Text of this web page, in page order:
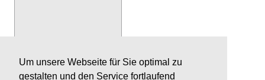
Um unsere Webseite für Sie optimal zu
gestalten und den Service fortlaufend